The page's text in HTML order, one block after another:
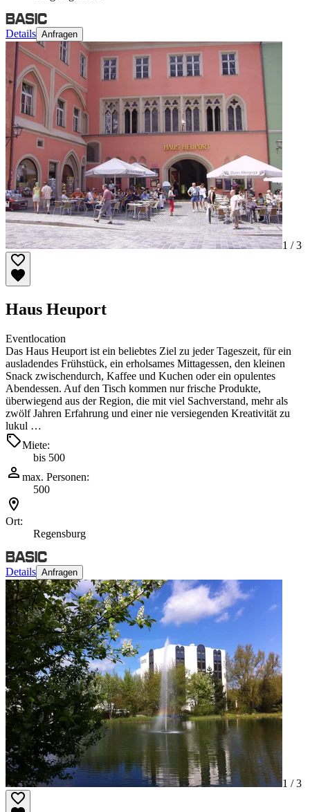
Details Anfragen
1 /3
Haus Heuport
Eventlocation
Das Haus Heuport ist ein beliebtes Ziel zu jeder Tageszeit, für ein
ausladendes Frühstück, ein erholsames Mittagessen, den kleinen
Snack zwischendurch, Kaffee und Kuchen oder ein opulentes
Abendessen. Auf den Tisch kommen nur frische Produkte,
überwiegend aus der Region, die mit viel Sachverstand, mehr als
zwölf Jahren Erfahrung und einer nie versiegenden Kreativität zu
lukul …
Miete:
bis 500
max. Personen:
500
Ort:
Regensburg
Details Anfragen
1 /3